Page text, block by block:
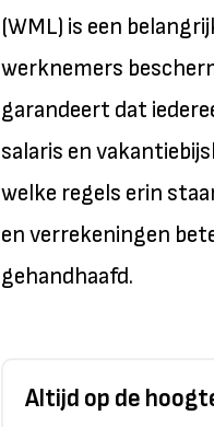
(WML) is een
werknemers
garandeert dat
salaris en
welke regels erin
en verrekeningen
gehandhaafd.
Altijd op de